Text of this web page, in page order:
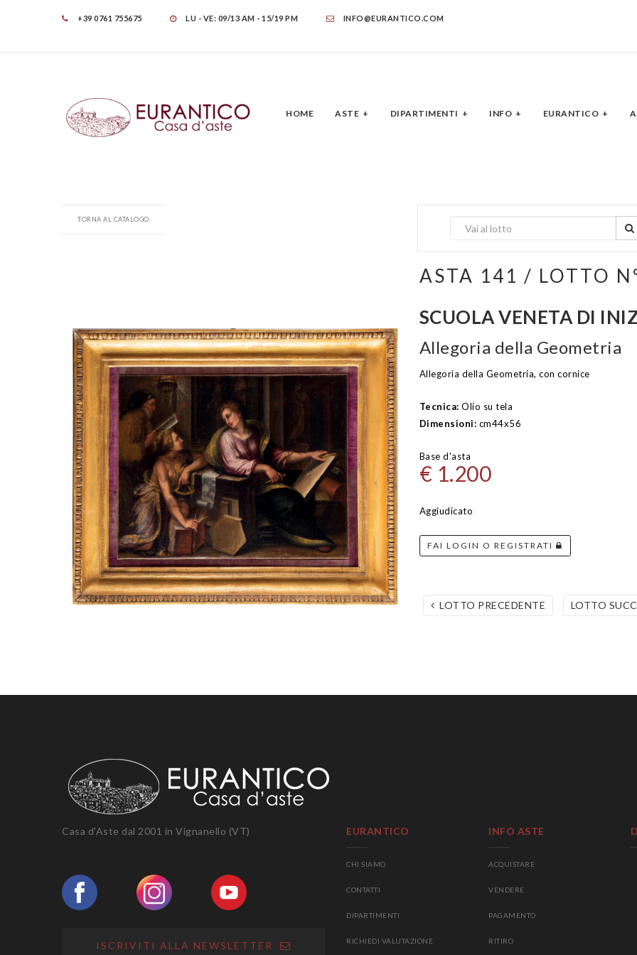
+39 0761 755675 LU - VE: 09/13 AM - 15/19 PM INFO@EURANTICO.COM
HOME ASTE DIPARTIMENTI INFO EURANTICO
TORNA AL CATALOGO
ASTA 141 / LOTTO
SCUOLA VENETA DI
Allegoria della Geometria
Allegoria della Geometria, con cornice
Tecnica: Olio su tela
Dimensioni: cm44x56
Base d'asta
€ 1.200
Aggiudicato
FAI LOGIN O REGISTRATI
LOTTO PRECEDENTE LOTTO
Casa d'Aste dal 2001 in Vignanello (VT)
ISCRIVITI ALLA NEWSLETTER
EURANTICO
CHI SIAMO
CONTATTI
DIPARTIMENTI
RICHIEDI VALUTAZIONE
INFO ASTE
ACQUISTARE
VENDERE
PAGAMENTO
RITIRO